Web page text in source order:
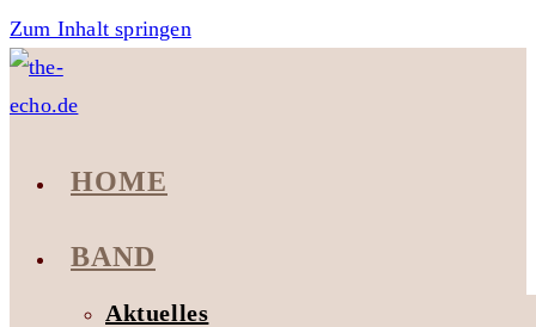
Zum Inhalt springen
HOME
BAND
Aktuelles